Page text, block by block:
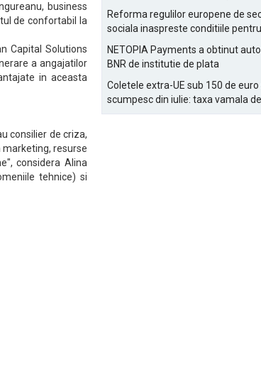
business
de confortabil la
Capital Solutions
a angajatilor
in aceasta
consilier de criza,
resurse
considera Alina
tehnice) si
Reforma regulilor europene de
sociala inaspreste conditiile pentru
NETOPIA Payments a obtinut
BNR de institutie de plata
Coletele extra-UE sub 150 de euro
scumpesc din iulie: taxa vamala
pe articol, adaugata la taxa